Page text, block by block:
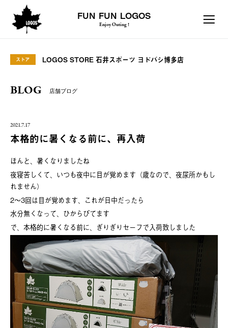
FUN FUN LOGOS
Enjoy Outing !
ストア LOGOS STORE 石井スポーツ ヨドバシ博多店
BLOG 店舗ブログ
2021.7.17
本格的に暑くなる前に、再入荷
ほんと、暑くなりましたね
夜寝苦しくて、いつも夜中に目が覚めます（歳なので、夜尿所かもし
れません）
2～3回は目が覚めます、これが日中だったら
水分無くなって、ひからびてます
で、本格的に暑くなる前に、ぎりぎりセーフで入荷致しました